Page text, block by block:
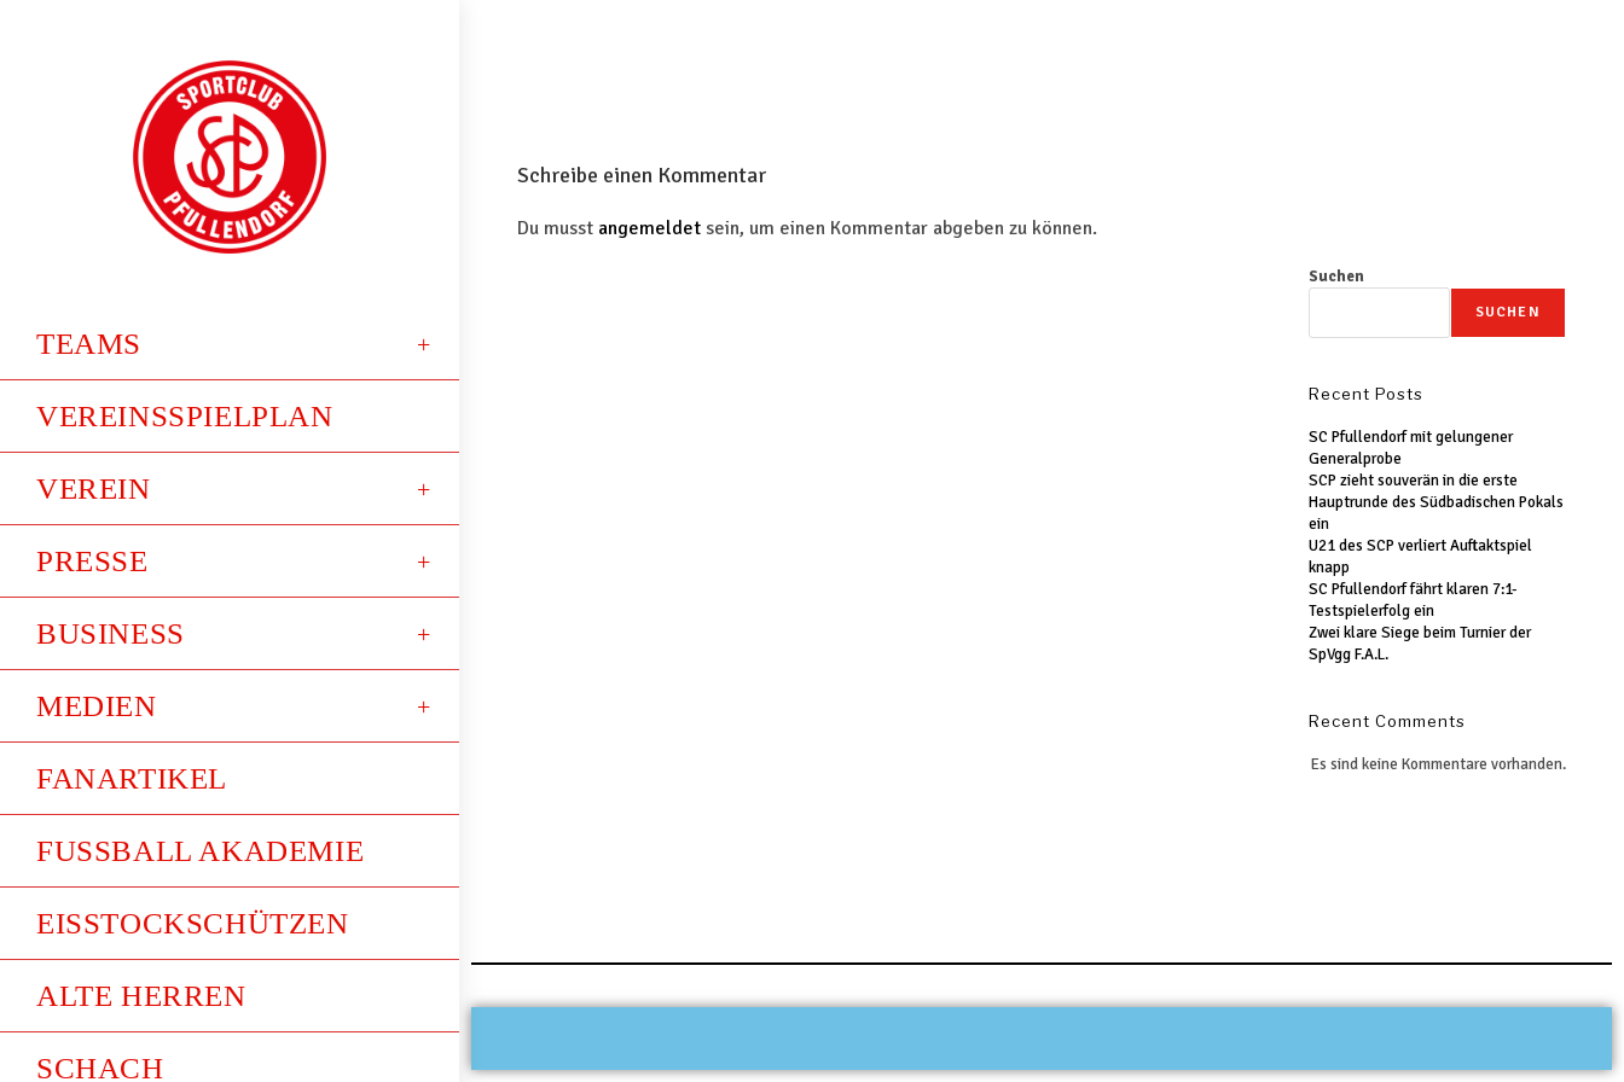
TEAMS
VEREINSSPIELPLAN
VEREIN
PRESSE
BUSINESS
MEDIEN
FANARTIKEL
FUSSBALL AKADEMIE
EISSTOCKSCHÜTZEN
ALTE HERREN
SCHACH
Schreibe einen Kommentar
Du musst angemeldet sein, um einen Kommentar abgeben zu können.
Suchen
SUCHEN
Recent Posts
SC Pfullendorf mit gelungener
Generalprobe
SCP zieht souverän in die erste
Hauptrunde des Südbadischen Pokals
ein
U21 des SCP verliert Auftaktspiel
knapp
SC Pfullendorf fährt klaren 7:1-
Testspielerfolg ein
Zwei klare Siege beim Turnier der
SpVgg F.A.L.
Recent Comments
Es sind keine Kommentare vorhanden.